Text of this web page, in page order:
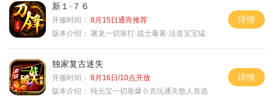
新１·７６
开服时间： 8月15日通宵推荐
版本介绍：
屠龙一切靠打·战士毒素·法道宝宝猛
详情
独家复古迷失
开服时间： 8月16日/10点开放
版本介绍： 纯元宝一切靠爆０充玩通关散人首选
详情